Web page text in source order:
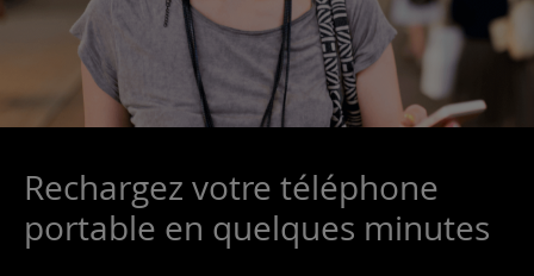
Rechargez votre téléphone
portable en quelques minutes